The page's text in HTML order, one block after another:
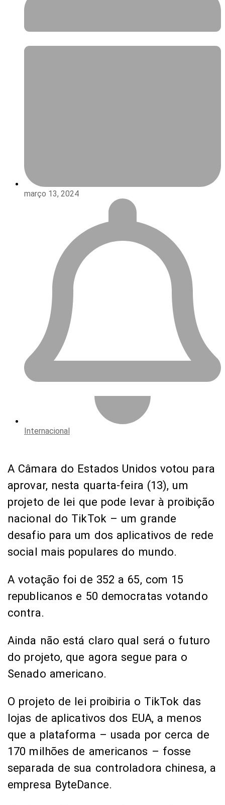
março 13, 2024
Internacional
A Câmara do Estados Unidos votou para
aprovar, nesta quarta-feira (13), um
projeto de lei que pode levar à proibição
nacional do TikTok – um grande
desafio para um dos aplicativos de rede
social mais populares do mundo.
A votação foi de 352 a 65, com 15
republicanos e 50 democratas votando
contra.
Ainda não está claro qual será o futuro
do projeto, que agora segue para o
Senado americano.
O projeto de lei proibiria o TikTok das
lojas de aplicativos dos EUA, a menos
que a plataforma – usada por cerca de
170 milhões de americanos – fosse
separada de sua controladora chinesa, a
empresa ByteDance.